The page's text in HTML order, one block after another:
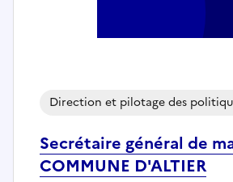
Secrétaire général de
COMMUNE D'ALTIER
Direction et pilotage des